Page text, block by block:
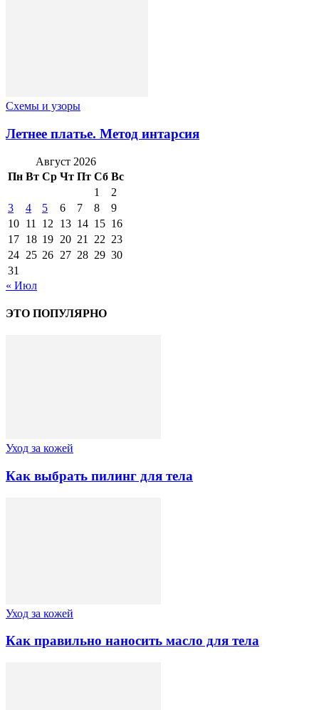
Схемы и узоры
Летнее платье. Метод интарсия
Август 2026
Пн Вт Ср Чт Пт Сб Вс
1
2
3
4 5 6 7 8
9
10 11 12 13 14 15 16
17 18 19 20 21 22 23
24 25 26 27 28 29 30
31
« Июл
ЭТО ПОПУЛЯРНО
Уход за кожей
Как выбрать пилинг для тела
Уход за кожей
Как правильно наносить масло для тела